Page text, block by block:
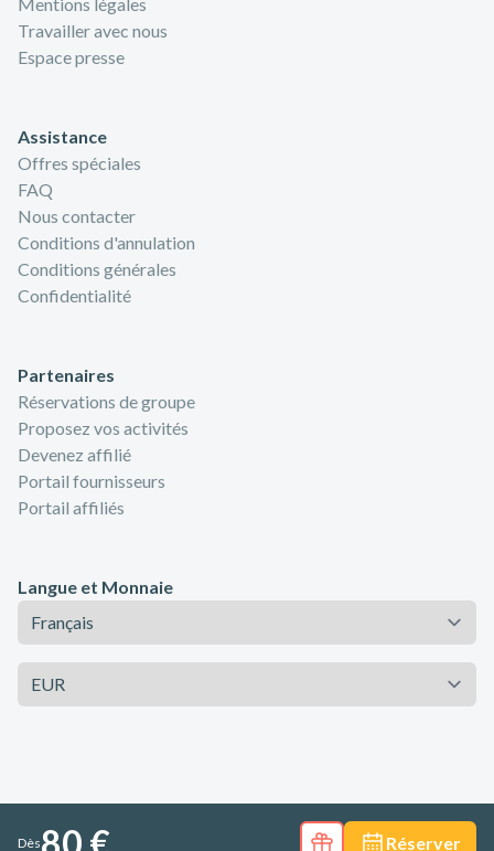
Dès Réserver
Travailler avec nous
Espace presse
Assistance
Offres spéciales
FAQ
Nous contacter
Conditions d'annulation
Conditions générales
Confidentialité
Partenaires
Réservations de groupe
Proposez vos activités
Devenez affilié
Portail fournisseurs
Portail affiliés
Langue et Monnaie